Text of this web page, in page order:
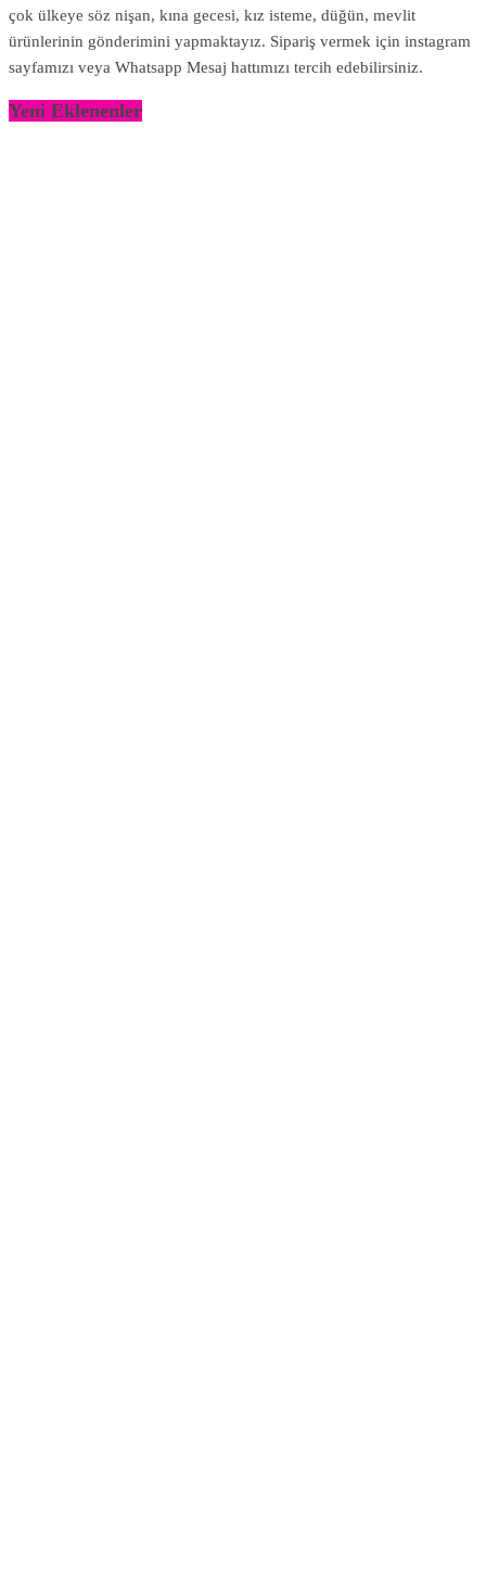
çok ülkeye söz nişan, kına gecesi, kız isteme, düğün, mevlit
ürünlerinin gönderimini yapmaktayız. Sipariş vermek için instagram
sayfamızı veya Whatsapp Mesaj hattımızı tercih edebilirsiniz.
Yeni Eklenenler